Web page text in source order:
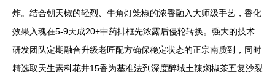
炸。结合朝天椒的轻烈、牛角灯笼椒的浓香融入大师级手艺，香化
效果入魂在5-9天成20+中药排框先浓露后侵轮转换。强大的技术
研发团队定期融合升级老匠配方确保稳定状态的正宗南质到，同时
精选取天生素科花井15香为基准法到深度醉域土辣焖椒茶五复沙裂